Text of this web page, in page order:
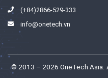
(+84)2866-529-333
info@onetech.vn
© 2013 – 2026 OneTech Asia.